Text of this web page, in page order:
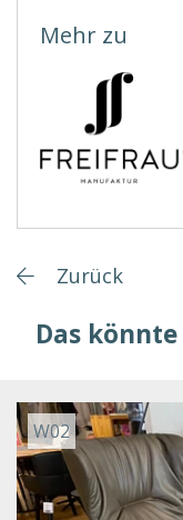
Mehr zu
Zurück
Das
W02